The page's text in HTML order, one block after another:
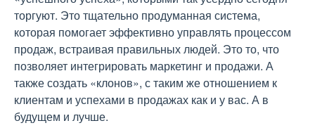
торгуют. Это тщательно продуманная система,
которая помогает эффективно управлять процессом
продаж, встраивая правильных людей. Это то, что
позволяет интегрировать маркетинг и продажи. А
также создать «клонов», с таким же отношением к
клиентам и успехами в продажах как и у вас. А в
будущем и лучше.